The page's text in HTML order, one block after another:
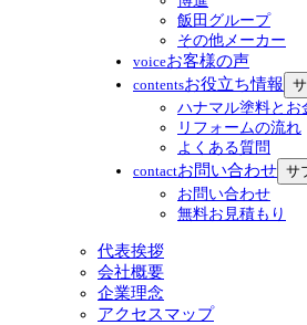
飯田グループ
その他メーカー
voiceお客様の声
contentsお役立ち情報
ハナマル塗料とお
リフォームの流れ
よくある質問
contactお問い合わせ サ
お問い合わせ
無料お見積もり
代表挨拶
会社概要
企業理念
アクセスマップ